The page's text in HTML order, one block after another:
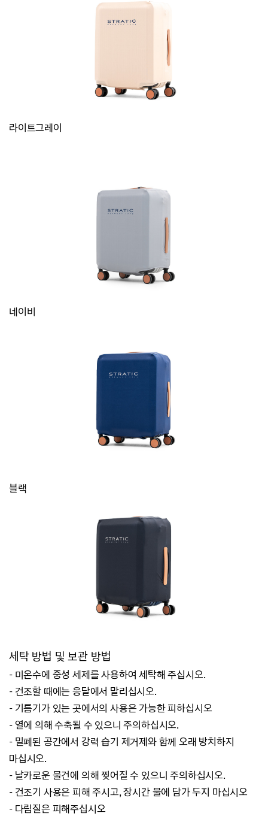
라이트그레이
네이비
블랙
세탁 방법 및 보관 방법
- 미온수에 중성 세제를 사용하여 세탁해 주십시오.
- 건조할 때에는 응달에서 말리십시오.
- 기름기가 있는 곳에서의 사용은 가능한 피하십시오
- 열에 의해 수축될 수 있으니 주의하십시오.
- 밀폐된 공간에서 강력 습기 제거제와 함께 오래 방치하지
마십시오.
- 날카로운 물건에 의해 찢어질 수 있으니 주의하십시오.
- 건조기 사용은 피해 주시고, 장시간 물에 담가 두지 마십시오
- 다림질은 피해주십시오